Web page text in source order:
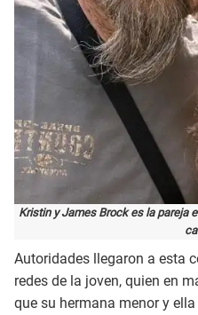
Kristin y James Brock es la pareja
Autoridades llegaron a esta
redes de la joven, quien en
que su hermana menor y